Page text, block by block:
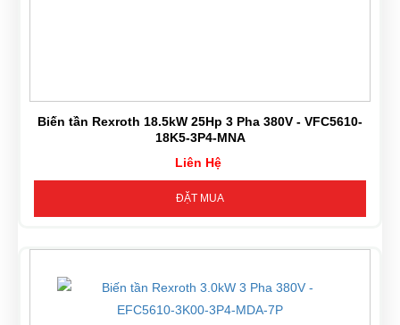
Biến tần Rexroth 18.5kW 25Hp 3 Pha 380V - VFC5610-
18K5-3P4-MNA
Liên Hệ
ĐẶT MUA